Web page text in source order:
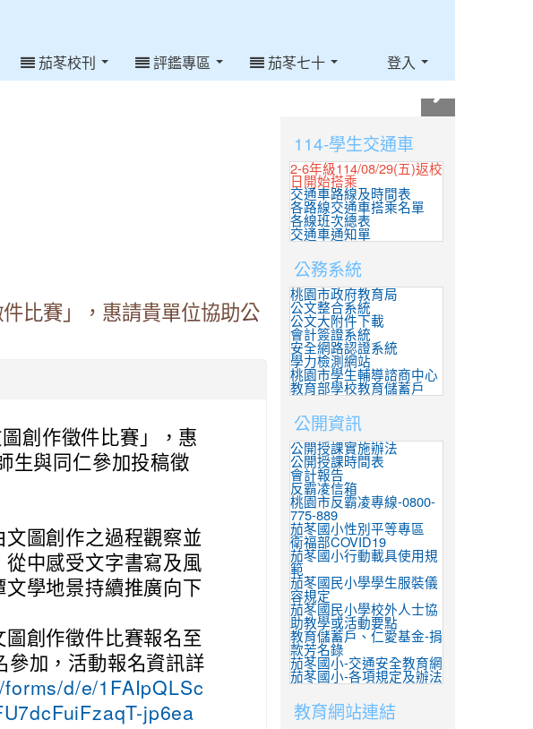
茄苳校刊 評鑑專區 茄苳七十 登入
比賽」，惠請貴單位協助公
創作徵件比賽」，惠
生與同仁參加投稿徵
圖創作之過程觀察並
中感受文字書寫及風
學地景持續推廣向下
創作徵件比賽報名至
參加，活動報名資訊詳
d/e/1FAIpQLSc
jp6ea
114-學生交通車
2-6年級114/08/29(五)返校
日開始搭乘
交通車路線及時間表
各路線交通車搭乘名單
各線班次總表
交通車通知單
公務系統
桃園市政府教育局
公文整合系統
公文大附件下載
會計簽證系統
安全網路認證系統
學力檢測網站
桃園市學生輔導諮商中心
教育部學校教育儲蓄戶
公開資訊
公開授課實施辦法
公開授課時間表
會計報告
反霸凌信箱
桃園市反霸凌專線-0800-
775-889
茄苳國小性別平等專區
衛福部COVID19
茄苳國小行動載具使用規
範
茄苳國民小學學生服裝儀
容規定
茄苳國民小學校外人士協
助教學或活動要點
教育儲蓄戶、仁愛基金-捐
款芳名錄
茄苳國小-交通安全教育網
茄苳國小-各項規定及辦法
教育網站連結